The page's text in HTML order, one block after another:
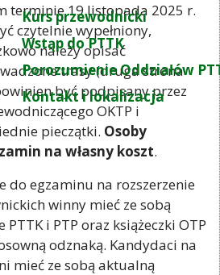
Kurs przewodnicki
Wstąp do PTTK
Porozumienie Oddziałów
Kontakt i lokalizacja
terminie 19 listopada 2025 r.
czytelnie wypełniony,
należy opisać
trasy (druga strona
być podpisany przez
OKTP i
pieczątki. Osoby
na własny koszt.
do egzaminu na rozszerzenie
winny mieć ze sobą
i PTP oraz książeczki OTP
odznaką. Kandydaci na
mieć ze sobą aktualną